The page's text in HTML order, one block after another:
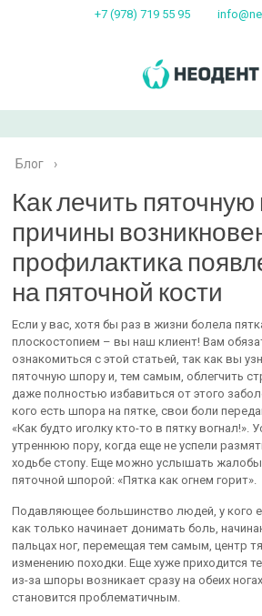
+7 (978) 719 55 95
Блог ›
Как лечить
причины
профилактика
на пяточной кости
Если у вас, хотя бы раз в жизни болела
плоскостопием – вы наш клиент! Вам
ознакомиться с этой статьей, так как вы
пяточную шпору и, тем самым, облегчить
даже полностью избавиться от этого
кого есть шпора на пятке, свои боли
«Как будто иголку кто-то в пятку вогнал!».
утреннюю пору, когда еще не успели
ходьбе стопу. Еще можно услышать
пяточной шпорой: «Пятка как огнем горит».
Подавляющее большинство людей, у кого
как только начинает донимать боль,
пальцах ног, перемещая тем самым, центр
изменению походки. Еще хуже приходится
из-за шпоры возникает сразу на обеих
становится проблематичным.